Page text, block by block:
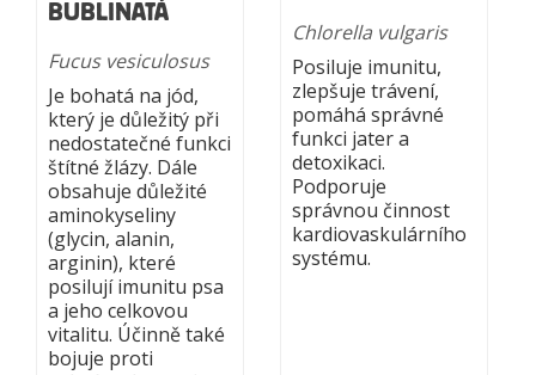
BUBLINATÁ
Fucus vesiculosus
Je bohatá na jód,
který je důležitý při
nedostatečné funkci
štítné žlázy. Dále
obsahuje důležité
aminokyseliny
(glycin, alanin,
arginin), které
posilují imunitu psa
a jeho celkovou
vitalitu. Účinně také
bojuje proti
Chlorella vulgaris
Posiluje imunitu,
zlepšuje trávení,
pomáhá správné
funkci jater a
detoxikaci.
Podporuje
správnou činnost
kardiovaskulárního
systému.